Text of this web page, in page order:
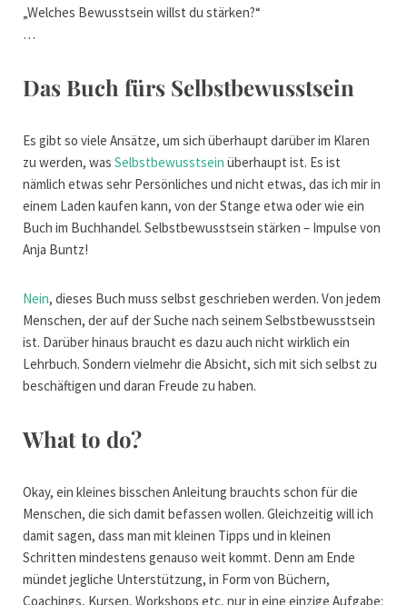
„Welches Bewusstsein willst du stärken?“
…
Das Buch fürs Selbstbewusstsein
Es gibt so viele Ansätze, um sich überhaupt darüber im Klaren
zu werden, was Selbstbewusstsein überhaupt ist. Es ist
nämlich etwas sehr Persönliches und nicht etwas, das ich mir in
einem Laden kaufen kann, von der Stange etwa oder wie ein
Buch im Buchhandel. Selbstbewusstsein stärken – Impulse von
Anja Buntz!
Nein, dieses Buch muss selbst geschrieben werden. Von jedem
Menschen, der auf der Suche nach seinem Selbstbewusstsein
ist. Darüber hinaus braucht es dazu auch nicht wirklich ein
Lehrbuch. Sondern vielmehr die Absicht, sich mit sich selbst zu
beschäftigen und daran Freude zu haben.
What to do?
Okay, ein kleines bisschen Anleitung brauchts schon für die
Menschen, die sich damit befassen wollen. Gleichzeitig will ich
damit sagen, dass man mit kleinen Tipps und in kleinen
Schritten mindestens genauso weit kommt. Denn am Ende
mündet jegliche Unterstützung, in Form von Büchern,
Coachings, Kursen, Workshops etc, nur in eine einzige Aufgabe: